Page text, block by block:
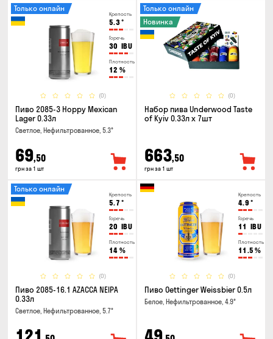
Крепость
5.3°
Горечь
30 IBU
Плотность
12 %
(0)
Только онлайн
Пиво 2085-3 Hoppy Mexican
Lager 0.33л
Светлое, Нефильтрованное, 5.3°
69,50
грн за 1 шт
(0)
Только онлайн
Новинка
Набор пива Underwood Taste
of Kyiv 0.33л x 7шт
663,50
грн за 1 шт
Крепость
5.7 °
Горечь
20 IBU
Плотность
14 %
(0)
Только онлайн
Пиво 2085-16.1 AZACCA NEIPA
0.33л
Светлое, Нефильтрованное, 5.7°
Крепость
4.9 °
Горечь
11 IBU
Плотность
11.5 %
(0)
Пиво Oettinger Weissbier 0.5л
Белое, Нефильтрованное, 4.9°